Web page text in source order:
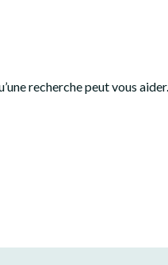
recherche peut vous aider.